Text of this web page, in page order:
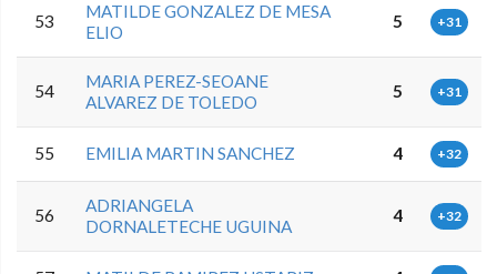
53
MATILDE GONZALEZ DE MESA
ELIO
5 +31
54
MARIA PEREZ-SEOANE
ALVAREZ DE TOLEDO
5 +31
55 EMILIA MARTIN SANCHEZ 4 +32
56
ADRIANGELA
DORNALETECHE UGUINA
4 +32